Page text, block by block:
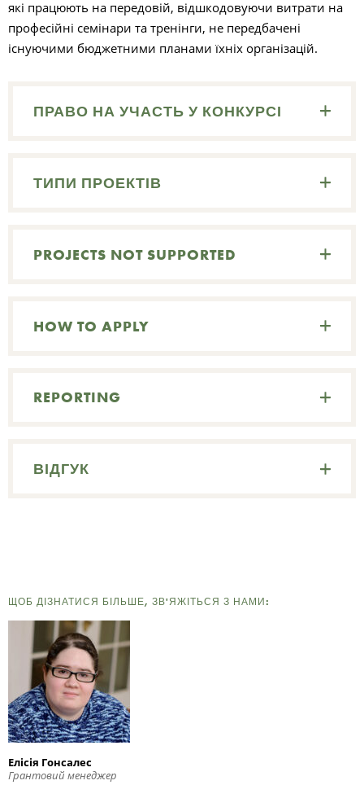
які працюють на передовій, відшкодовуючи витрати на
професійні семінари та тренінги, не передбачені
існуючими бюджетними планами їхніх організацій.
ПРАВО НА УЧАСТЬ У КОНКУРСІ
ТИПИ ПРОЕКТІВ
PROJECTS NOT SUPPORTED
HOW TO APPLY
REPORTING
ВІДГУК
ЩОБ ДІЗНАТИСЯ БІЛЬШЕ, ЗВ'ЯЖІТЬСЯ З НАМИ:
Елісія Гонсалес
Грантовий менеджер